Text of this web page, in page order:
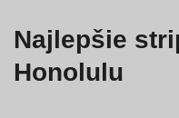
Najlepšie
Honolulu